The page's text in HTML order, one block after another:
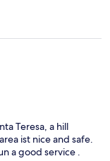
Teresa, a hill
ist nice and safe.
a good service .